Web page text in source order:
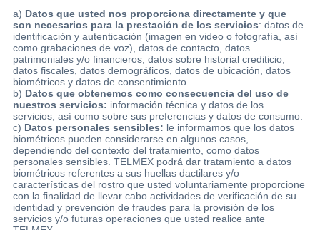
-
Sitios
WiFi
a) Datos que usted nos proporciona directamente y que
son necesarios para la prestación de los servicios: datos de
identificación y autenticación (imagen en video o fotografía, así
como grabaciones de voz), datos de contacto, datos
patrimoniales y/o financieros, datos sobre historial crediticio,
datos fiscales, datos demográficos, datos de ubicación, datos
biométricos y datos de consentimiento.
b) Datos que obtenemos como consecuencia del uso de
nuestros servicios: información técnica y datos de los
servicios, así como sobre sus preferencias y datos de consumo.
c) Datos personales sensibles: le informamos que los datos
biométricos pueden considerarse en algunos casos,
dependiendo del contexto del tratamiento, como datos
personales sensibles. TELMEX podrá dar tratamiento a datos
biométricos referentes a sus huellas dactilares y/o
características del rostro que usted voluntariamente proporcione
con la finalidad de llevar cabo actividades de verificación de su
identidad y prevención de fraudes para la provisión de los
servicios y/o futuras operaciones que usted realice ante